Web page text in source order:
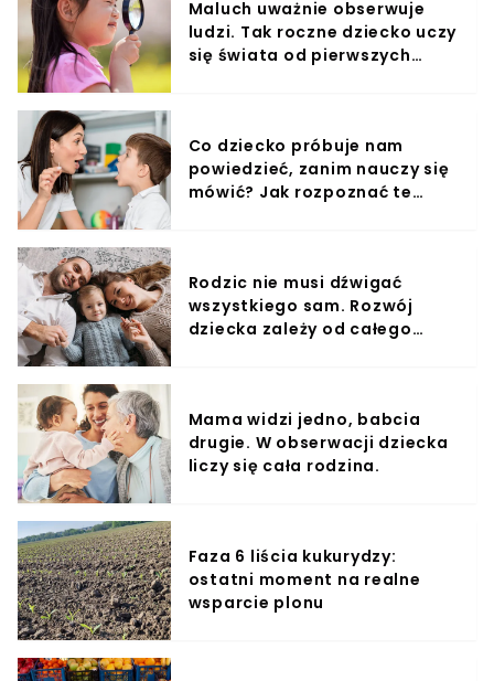
podwórku bawiła się trójka dzieci. Jeden z dorosłych,
zobaczywszy walkę, postanowił przegonić drapieżnika.
Nie dziwi jednak, że wilk, po trudzie pogoni i łowów,
niechętnie oddalił się od swojej zdobyczy. Zapraszamy
do obejrzenia naszego najnowszego materiału wideo:
[EMBED-10]Później na miejscu pojawił się lekarz
weterynarii, który zabezpieczył sarnę. Jedna z kobiet,
która poinformowała o zajściu sanockie media,
wskazała, że dzień wcześniej przy jednym z domów w
okolicy wilki zagryzły psa. Mieszkanka powiatu
sanockiego nie ukrywa, że zarówno ona, jak i jej syn
obawiają się wychodzenia na zewnątrz.
Maluch uważnie obserwuje
ludzi. Tak roczne dziecko uczy
się świata od pierwszych
Co dziecko próbuje nam
powiedzieć, zanim nauczy się
mówić? Jak rozpoznać te
Rodzic nie musi dźwigać
wszystkiego sam. Rozwój
dziecka zależy od całego
Mama widzi jedno, babcia
drugie. W obserwacji dziecka
liczy się cała rodzina.
Faza 6 liścia kukurydzy:
ostatni moment na realne
wsparcie plonu